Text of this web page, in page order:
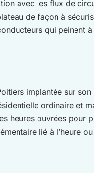
avec les flux de
de façon à
qui peinent
implantée sur
ordinaire et
heures ouvrées pour
lié à l’heure ou